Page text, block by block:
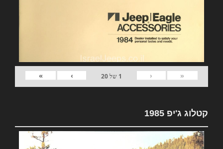
«
‹
1 של20
›
»
קטלוג ג'יפ 1985